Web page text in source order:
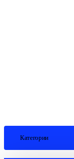
Категории